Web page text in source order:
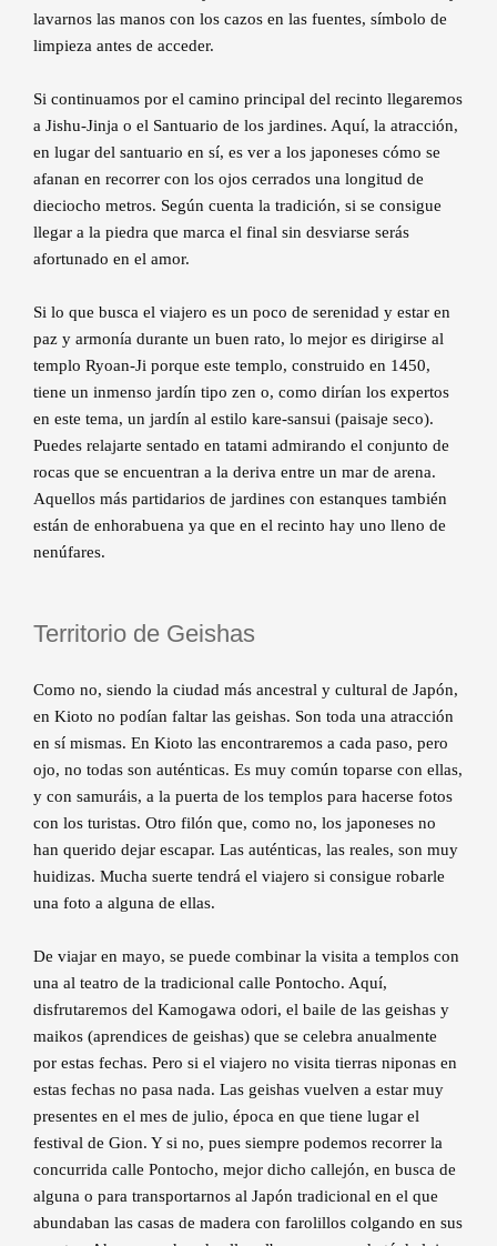
lavarnos las manos con los cazos en las fuentes, símbolo de
limpieza antes de acceder.
Si continuamos por el camino principal del recinto llegaremos
a Jishu-Jinja o el Santuario de los jardines. Aquí, la atracción,
en lugar del santuario en sí, es ver a los japoneses cómo se
afanan en recorrer con los ojos cerrados una longitud de
dieciocho metros. Según cuenta la tradición, si se consigue
llegar a la piedra que marca el final sin desviarse serás
afortunado en el amor.
Si lo que busca el viajero es un poco de serenidad y estar en
paz y armonía durante un buen rato, lo mejor es dirigirse al
templo Ryoan-Ji porque este templo, construido en 1450,
tiene un inmenso jardín tipo zen o, como dirían los expertos
en este tema, un jardín al estilo kare-sansui (paisaje seco).
Puedes relajarte sentado en tatami admirando el conjunto de
rocas que se encuentran a la deriva entre un mar de arena.
Aquellos más partidarios de jardines con estanques también
están de enhorabuena ya que en el recinto hay uno lleno de
nenúfares.
Territorio de Geishas
Como no, siendo la ciudad más ancestral y cultural de Japón,
en Kioto no podían faltar las geishas. Son toda una atracción
en sí mismas. En Kioto las encontraremos a cada paso, pero
ojo, no todas son auténticas. Es muy común toparse con ellas,
y con samuráis, a la puerta de los templos para hacerse fotos
con los turistas. Otro filón que, como no, los japoneses no
han querido dejar escapar. Las auténticas, las reales, son muy
huidizas. Mucha suerte tendrá el viajero si consigue robarle
una foto a alguna de ellas.
De viajar en mayo, se puede combinar la visita a templos con
una al teatro de la tradicional calle Pontocho. Aquí,
disfrutaremos del Kamogawa odori, el baile de las geishas y
maikos (aprendices de geishas) que se celebra anualmente
por estas fechas. Pero si el viajero no visita tierras niponas en
estas fechas no pasa nada. Las geishas vuelven a estar muy
presentes en el mes de julio, época en que tiene lugar el
festival de Gion. Y si no, pues siempre podemos recorrer la
concurrida calle Pontocho, mejor dicho callejón, en busca de
alguna o para transportarnos al Japón tradicional en el que
abundaban las casas de madera con farolillos colgando en sus